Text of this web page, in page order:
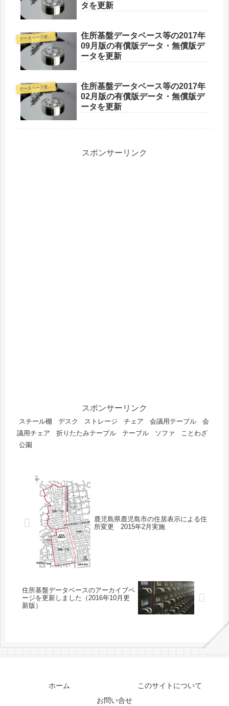
タを更新
デ
ータベース更新情報
住所基盤データベース等の2017年
09月版の有償版データ・無償版デ
ータを更新
デ
ータベース更新情報
住所基盤データベース等の2017年
02月版の有償版データ・無償版デ
ータを更新
スポンサーリンク
スポンサーリンク
スチール棚 デスク ストレージ チェア 会議用テーブル
会
議用チェア
折りたたみテーブル テーブル ソファ
ことわざ
公園
鹿児島県鹿児島市の住居表示による住
所変更 2015年2月実施
住所基盤データベースのアーカイブペ
ージを更新しました（2016年10月更
新版）
ホーム
このサイトについて
お問い合せ